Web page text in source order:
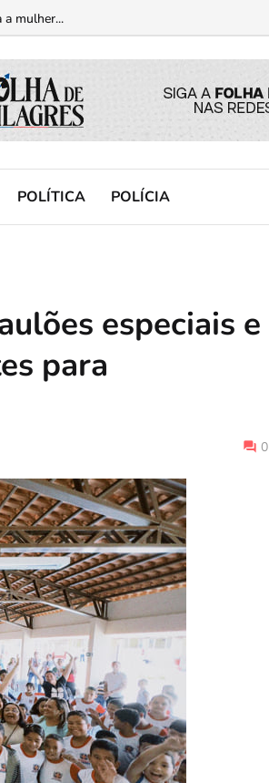
a mulher...
POLÍTICA POLÍCIA
especiais e
para
0